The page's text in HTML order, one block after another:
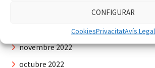
CONFIGURAR
CookiesPrivacitatAvís Legal
novembre 2022
octubre 2022